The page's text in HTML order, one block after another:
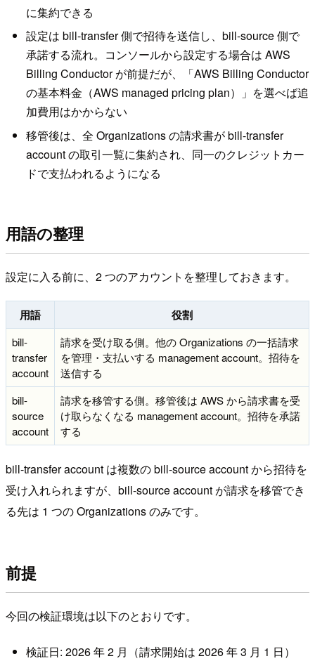
に集約できる
設定は bill-transfer 側で招待を送信し、bill-source 側で
承諾する流れ。コンソールから設定する場合は AWS
Billing Conductor が前提だが、「AWS Billing Conductor
の基本料金（AWS managed pricing plan）」を選べば追
加費用はかからない
移管後は、全 Organizations の請求書が bill-transfer
account の取引一覧に集約され、同一のクレジットカー
ドで支払われるようになる
用語の整理
設定に入る前に、2 つのアカウントを整理しておきます。
用語 役割
bill-
transfer
account
請求を受け取る側。他の Organizations の一括請求
を管理・支払いする management account。招待を
送信する
bill-
source
account
請求を移管する側。移管後は AWS から請求書を受
け取らなくなる management account。招待を承諾
する
bill-transfer account は複数の bill-source account から招待を
受け入れられますが、bill-source account が請求を移管でき
る先は 1 つの Organizations のみです。
前提
今回の検証環境は以下のとおりです。
検証日: 2026 年 2 月（請求開始は 2026 年 3 月 1 日）